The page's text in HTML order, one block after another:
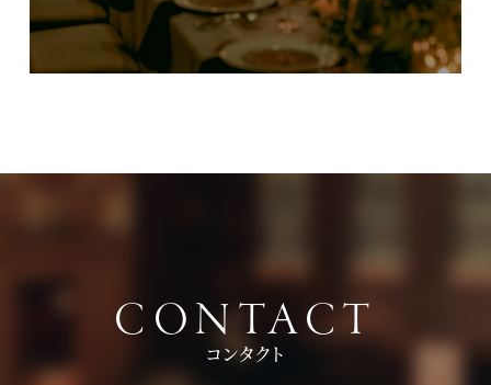
CONTACT
コンタクト